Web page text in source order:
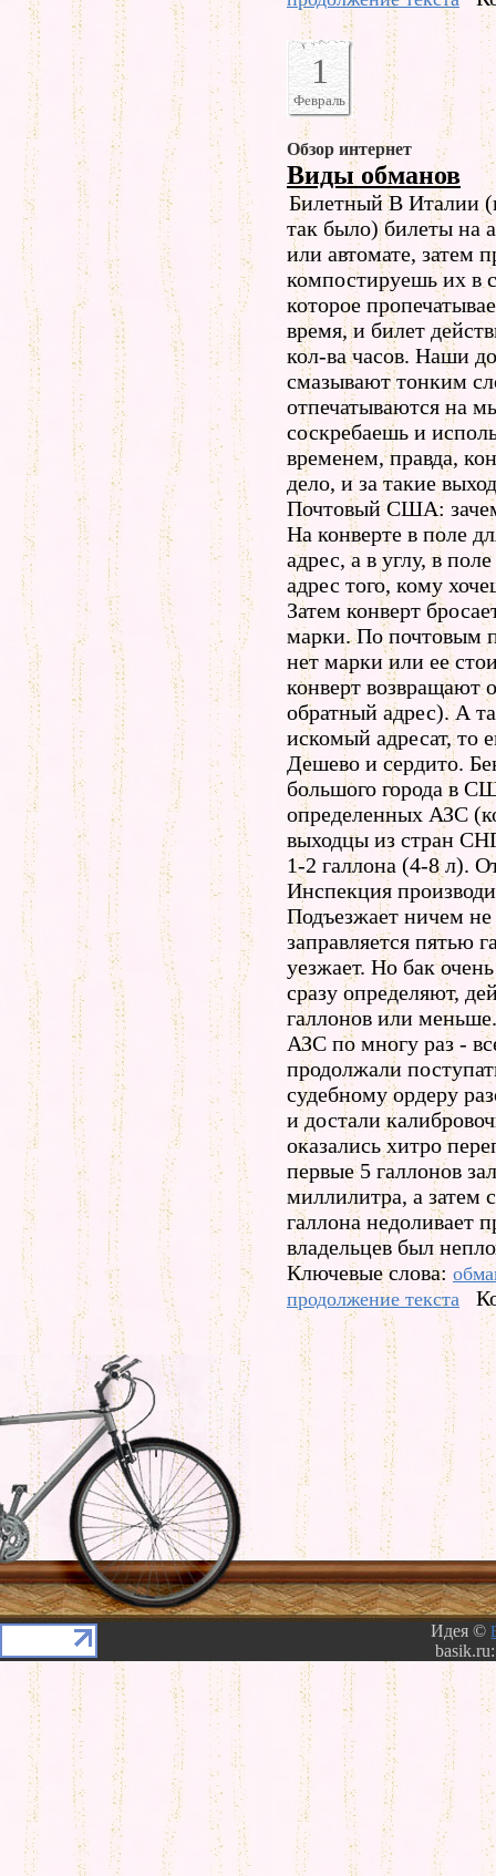
1
Февраль
Обзор интернет
Виды обманов
Билетный В Италии
так было) билеты на
или автомате, затем
компостируешь их в
которое
время, и билет
кол-ва часов. Наши
смазывают тонким
отпечатываются на
соскребаешь и
временем, правда,
дело, и за такие
Почтовый США:
На конверте в поле
адрес, а в углу, в
адрес того, кому
Затем конверт
марки. По почтовым
нет марки или ее
конверт возвращают
обратный адрес). А
искомый адресат, то
Дешево и сердито.
большого города в
определенных АЗС
выходцы из стран
1-2 галлона (4-8 л).
Инспекция
Подъезжает ничем
заправляется пятью
уезжает. Но бак
сразу определяют,
галлонов или
АЗС по многу раз -
продолжали
судебному ордеру
и достали
оказались хитро
первые 5 галлонов
миллилитра, а затем
галлона недоливает
владельцев был
Ключевые слова:
продолжение текста
Идея ©